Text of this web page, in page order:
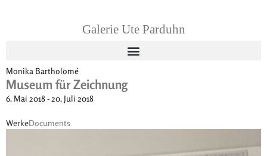
Galerie Ute Parduhn
Monika Bartholomé
Museum für Zeichnung
6. Mai 2018 - 20. Juli 2018
WerkeDocuments